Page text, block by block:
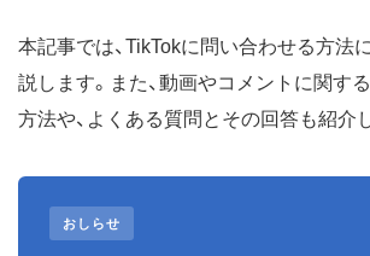
本記事では、TikTokに問い合わせる方法
説します。また、動画やコメントに関す
方法や、よくある質問とその回答も紹介
おしらせ